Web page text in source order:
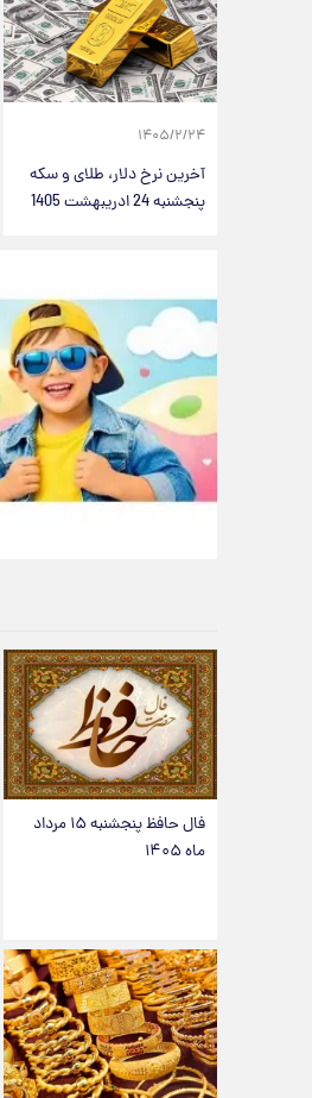
۱۴۰۵/۲/۲۴
آخرین نرخ دلار، طلای و سکه
پنجشنبه 24 ادریبهشت 1405
فال حافظ پنجشنبه ۱۵ مرداد
ماه ۱۴۰۵